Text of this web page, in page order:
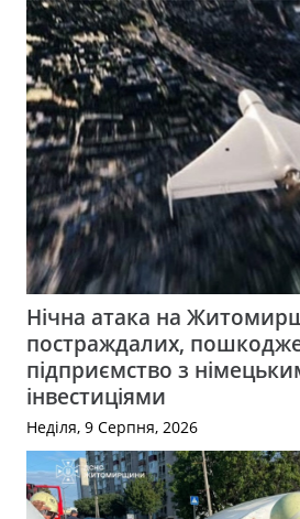
Нічна атака на
постраждалих,
підприємство з
інвестиціями
Неділя, 9 Серпня, 2026